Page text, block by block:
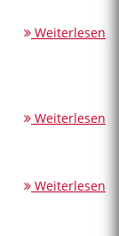
Weiterlesen
Weiterlesen
Weiterlesen